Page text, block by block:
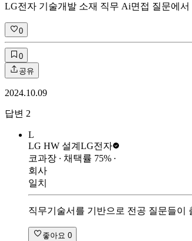
LG전자 기술개발 소재 직무 Ai면접 질문에
0
0
공유
2024.10.09
답변 2
L
LG HW 설계 LG전자
코과장 ∙ 채택률 75% ∙
회사
일치
직무기술서를 기반으로 전공 질문들이
좋아요 0